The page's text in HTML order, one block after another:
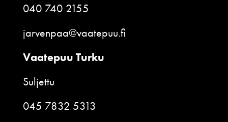
040 740 2155
jarvenpaa@vaatepuu.fi
Vaatepuu Turku
Suljettu
045 7832 5313